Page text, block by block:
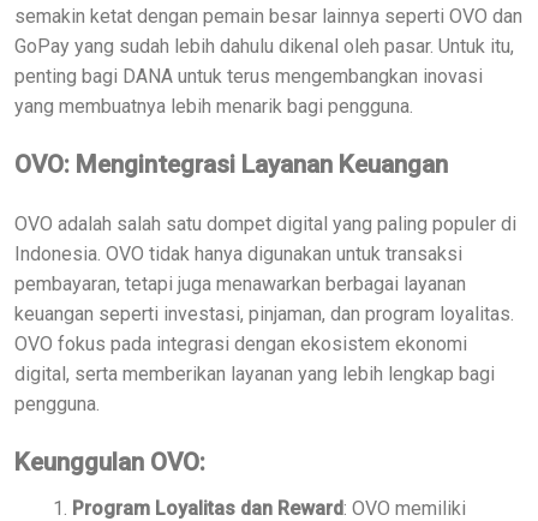
semakin ketat dengan pemain besar lainnya seperti OVO dan
GoPay yang sudah lebih dahulu dikenal oleh pasar. Untuk itu,
penting bagi DANA untuk terus mengembangkan inovasi
yang membuatnya lebih menarik bagi pengguna.
OVO: Mengintegrasi Layanan Keuangan
OVO adalah salah satu dompet digital yang paling populer di
Indonesia. OVO tidak hanya digunakan untuk transaksi
pembayaran, tetapi juga menawarkan berbagai layanan
keuangan seperti investasi, pinjaman, dan program loyalitas.
OVO fokus pada integrasi dengan ekosistem ekonomi
digital, serta memberikan layanan yang lebih lengkap bagi
pengguna.
Keunggulan OVO:
Program Loyalitas dan Reward: OVO memiliki